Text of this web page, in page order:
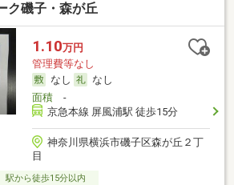
ク磯子・森が丘
1.10万円
管理費等なし
なし
なし
面積-
京急本線 屏風浦駅 徒歩15分
神奈川県横浜市磯子区森が丘２丁
目
駅から徒歩15分以内